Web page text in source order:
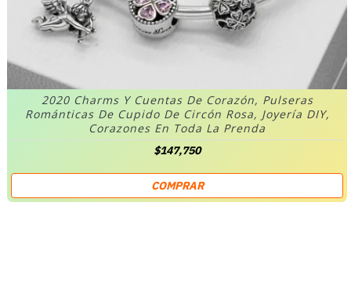
2020 Charms Y Cuentas De Corazón, Pulseras
Románticas De Cupido De Circón Rosa, Joyería DIY,
Corazones En Toda La Prenda
$147,750
COMPRAR